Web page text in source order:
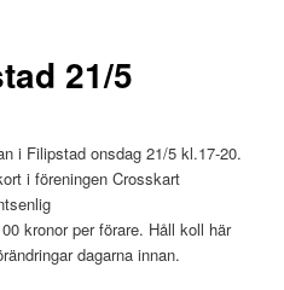
21/5
i Filipstad onsdag 21/5 kl.17-20.
i föreningen Crosskart
kronor per förare. Håll koll här
dagarna innan.